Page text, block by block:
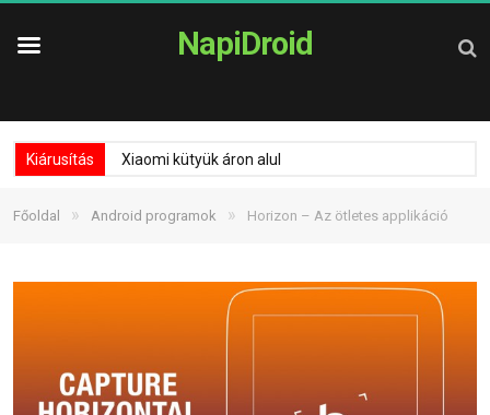
NapiDroid
Kiárusítás Xiaomi kütyük áron alul
Főoldal » Android programok » Horizon – Az ötletes applikáció